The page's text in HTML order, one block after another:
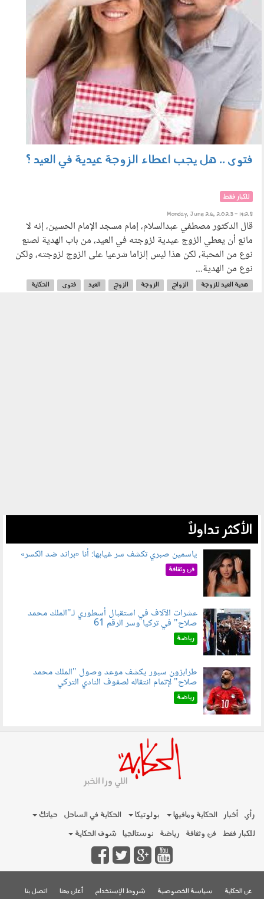
فتوى .. هل يجب اعطاء الزوجة عيدية في العيد ؟
للكبار فقط
Monday, June 26, 2023 - 14:28
قال الدكتور مصطفي عبدالسلام، إمام مسجد الإمام الحسين، إنه لا
مانع أن يعطي الزوج عيدية لزوجته في العيد، من باب الهدية لصنع
نوع من المحبة، لكن هذا ليس إلزاما شرعيا على الزوج لزوجته، ولكن
نوع من الهدية...
هدية العيد للزوجة الزواج الزوجة الزوج العيد فتوى الحكاية
الأكثر تداولاً
050802.jpg
ياسمين صبري تكشف سر غيابها: أنا «براند ضد الكسر»
فن وثقافة
050803.jpg
عشرات الآلاف في استقبال أسطوري لـ"الملك محمد
صلاح" في تركيا وسر الرقم 61
رياضة
050801.jpg
طرابزون سبور يكشف موعد وصول "الملك محمد
صلاح" لإتمام انتقاله لصفوف النادي التركي
رياضة
رأي أخبار الحكاية ومافيها بولوتيكا الحكاية في الساحل
حياتك
للكبار فقط فن وثقافة رياضة نوستالجيا شوف الحكاية
عن الحكاية سياسة الخصوصية شروط الإستخدام أعلن معنا اتصل بنا